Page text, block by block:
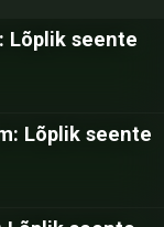
Lõplik seente
Lõplik seente